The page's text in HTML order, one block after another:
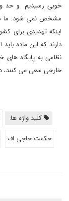
خوبی رسیدیم و حد و
مشخص نمی شود. ما
اینکه تهدیدی برای
دارند که این ماده
نظامی به پایگاه های
خارجی سعی می کنند،
کلید واژه ها:
حکمت حاجی اف